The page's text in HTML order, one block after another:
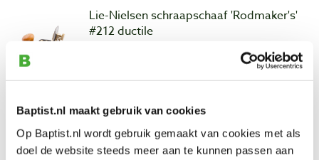
Baptist.nl maakt gebruik van cookies
Op Baptist.nl wordt gebruik gemaakt van cookies met als
doel de website steeds meer aan te kunnen passen aan
Lie-Nielsen schraapschaaf 'Rodmaker's'
#212 ductile
Op voorraad
Vergelijken